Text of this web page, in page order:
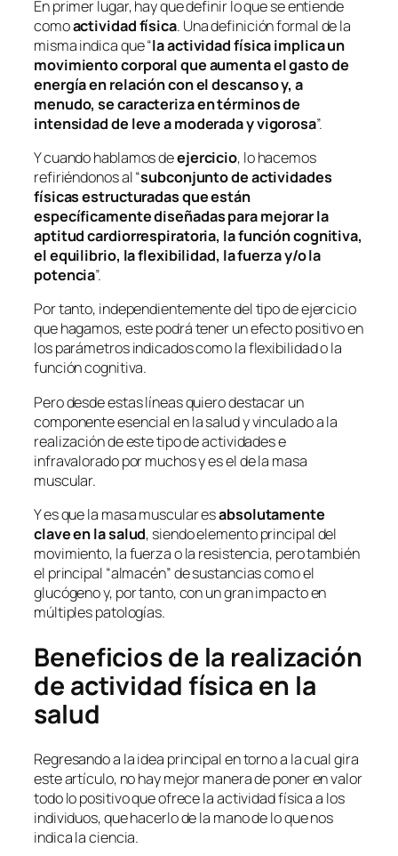
En primer lugar, hay que definir lo que se entiende
comoactividadfísica. Una definición formal de la
misma indica que “la actividad física implica un
movimiento corporal que aumenta el gasto de
energía en relación con el descanso y, a
menudo, se caracteriza en términos de
intensidad de leve a moderada y vigorosa”.
Y cuando hablamos deejercicio, lo hacemos
refiriéndonos al “subconjunto de actividades
físicas estructuradas que están
específicamente diseñadas para mejorar la
aptitud cardiorrespiratoria, la función cognitiva,
el equilibrio, la flexibilidad, la fuerza y​/o la
potencia”.
Por tanto, independientemente del tipo de ejercicio
que hagamos, este podrá tener un efecto positivo en
los parámetros indicados como la flexibilidad o la
función cognitiva.
Pero desde estas líneas quiero destacar un
componente esencial en la salud y vinculado a la
realización de este tipo de actividades e
infravalorado por muchos y es el de la masa
muscular.
Y es que la masa muscular esabsolutamente
clave en la salud, siendo elemento principal del
movimiento, la fuerza o la resistencia, pero también
el principal “almacén” de sustancias como el
glucógeno y, por tanto, con un gran impacto en
múltiples patologías.
Beneficios de la realización
de actividad física en la
salud
Regresando a la idea principal en torno a la cual gira
este artículo, no hay mejor manera de poner en valor
todo lo positivo que ofrece la actividad física a los
individuos, que hacerlo de la mano de lo que nos
indica la ciencia.